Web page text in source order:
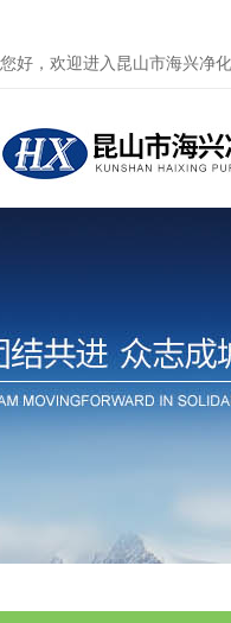
您好，欢迎进入昆山市海兴净